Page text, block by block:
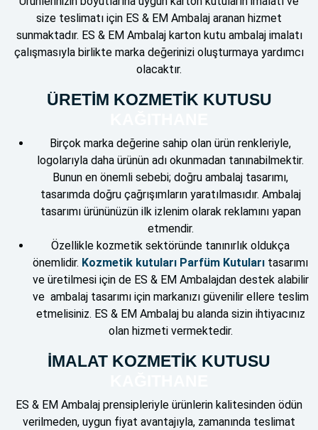
size teslimatı için ES & EM Ambalaj aranan hizmet
sunmaktadır. ES & EM Ambalaj karton kutu ambalaj imalatı
çalışmasıyla birlikte marka değerinizi oluşturmaya yardımcı
olacaktır.
ÜRETİM KOZMETİK KUTUSU
Birçok marka değerine sahip olan ürün renkleriyle,
logolarıyla daha ürünün adı okunmadan tanınabilmektir.
Bunun en önemli sebebi; doğru ambalaj tasarımı,
tasarımda doğru çağrışımların yaratılmasıdır. Ambalaj
tasarımı ürününüzün ilk izlenim olarak reklamını yapan
etmendir.
Özellikle kozmetik sektöründe tanınırlık oldukça
önemlidir. Kozmetik kutuları Parfüm Kutuları tasarımı
ve üretilmesi için de ES & EM Ambalajdan destek alabilir
ve ambalaj tasarımı için markanızı güvenilir ellere teslim
etmelisiniz. ES & EM Ambalaj bu alanda sizin ihtiyacınız
olan hizmeti vermektedir.
İMALAT KOZMETİK KUTUSU
ES & EM Ambalaj prensipleriyle ürünlerin kalitesinden ödün
verilmeden, uygun fiyat avantajıyla, zamanında teslimat